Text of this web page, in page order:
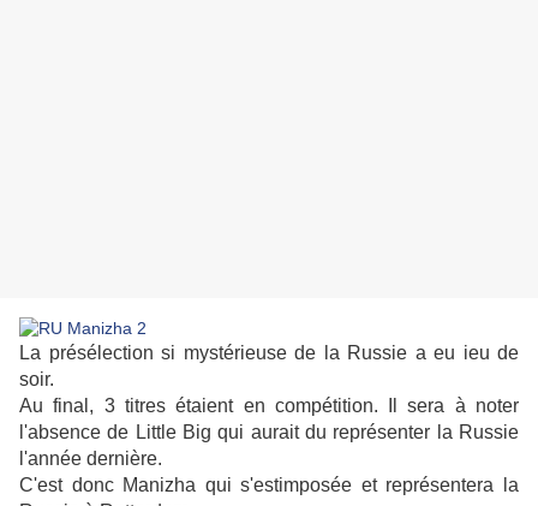
La présélection si mystérieuse de la Russie a eu ieu de
soir.
Au final, 3 titres étaient en compétition. Il sera à noter
l'absence de Little Big qui aurait du représenter la Russie
l'année dernière.
C'est donc Manizha qui s'estimposée et représentera la